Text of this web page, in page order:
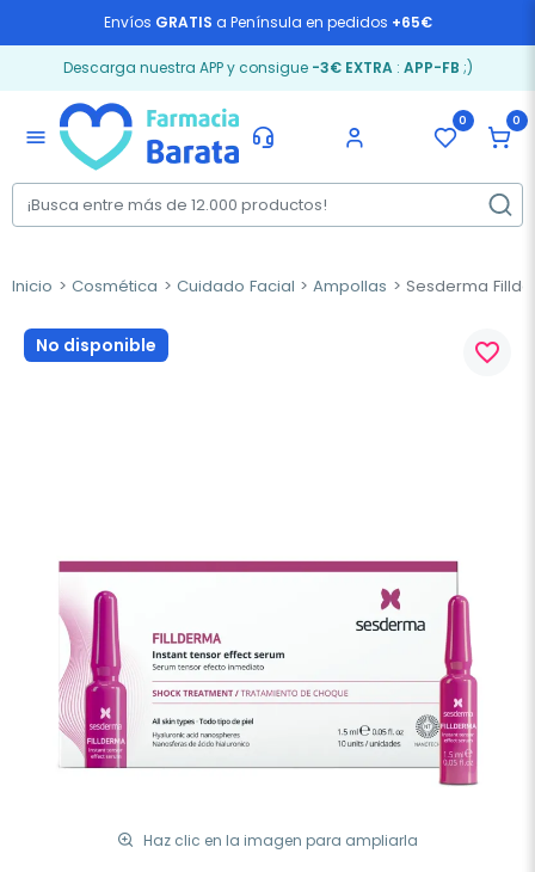
Envíos GRATIS a Península en pedidos +65€
Descarga nuestra APP y consigue -3€ EXTRA: APP-FB ;)
menu
0 0
Inicio Cosmética Cuidado Facial Ampollas Sesderma
No disponible
Haz clic en la imagen para ampliarla
favorite_border